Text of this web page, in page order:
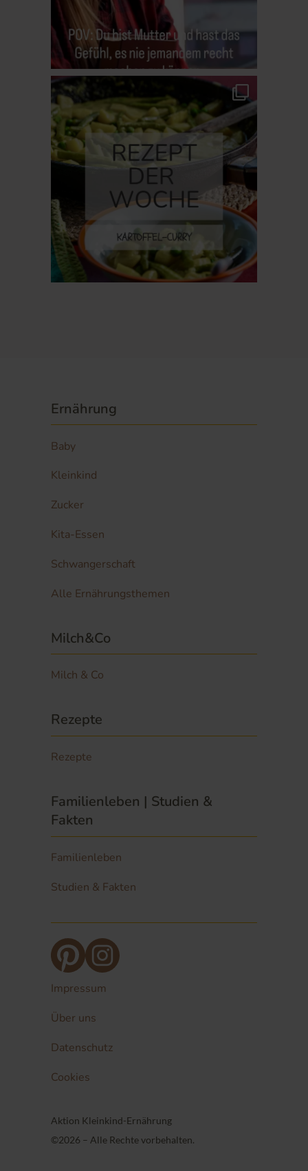
Ernährung
Baby
Kleinkind
Zucker
Kita-Essen
Schwangerschaft
Alle Ernährungsthemen
Milch&Co
Milch & Co
Rezepte
Rezepte
Familienleben | Studien &
Fakten
Familienleben
Studien & Fakten
Impressum
Über uns
Datenschutz
Cookies
Aktion Kleinkind-Ernährung
©2026 – Alle Rechte vorbehalten.